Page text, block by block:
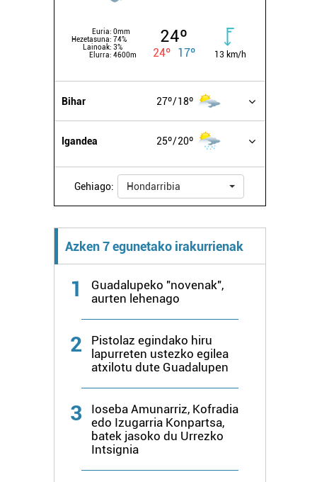
Euria: 0mm
Hezetasuna: 74%
Lainoak: 3%
Elurra: 4600m
24º
24º 17º 13 km/h
Bihar 27º 18º
Igandea 25º 20º
Gehiago: Hondarribia
Azken 7 egunetako irakurrienak
1
Guadalupeko "novenak",
aurten lehenago
2
Pistolaz egindako hiru
lapurreten ustezko egilea
atxilotu dute Guadalupen
3
Ioseba Amunarriz, Kofradia
edo Izugarria Konpartsa,
batek jasoko du Urrezko
Intsignia